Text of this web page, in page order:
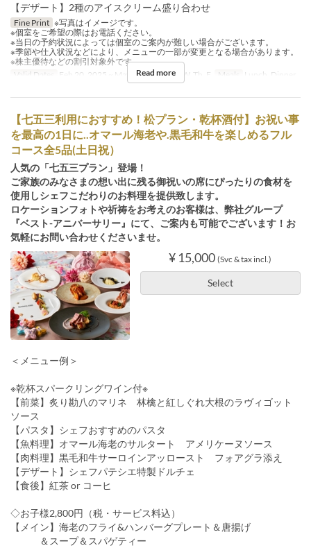
【デザート】2種のアイスクリーム盛り合わせ
Fine Print ※写真はイメージです。
※個室をご希望の際はお電話ください。
※当日の予約状況によっては個室のご案内が難しい場合がございます。
※季節や仕入状況などにより、メニューの一部が変更となる場合があります。
※株主優待などの割引対象外です
Valid Dates
Feb 20, 2025 ~ May 07 Days M, W, Th, F Meals Lunch, Dinner
Read more
【七五三利用におすすめ！松プラン・乾杯酒付】お祝い事
を最高の1日に..オマール海老や.黒毛和牛を楽しめるフル
コース全5品(土日祝）
人気の「七五三プラン」登場！
ご家族のみなさまの想い出に残る御祝いの席にぴったりの食材を
使用しシェフこだわりのお料理を提供致します。
ロケーションフォトや祈祷をお考えのお客様は、弊社グループ
『ベスト-アニバーサリー』にて、ご案内も可能でございます！お
気軽にお問い合わせくださいませ。
¥ 15,000 (Svc & tax incl.)
Select
＜メニュー例＞
※乾杯スパークリングワイン付※
【前菜】炙り勘八のマリネ 林檎と紅しぐれ大根のラヴィゴット
ソース
【パスタ】シェフおすすめのパスタ
【魚料理】オマール海老のサルタート アメリケーヌソース
【肉料理】黒毛和牛サーロインアッロースト フォアグラ添え
【デザート】シェフパテシエ特製ドルチェ
【食後】紅茶 or コーヒ
◇お子様2,800円（税・サービス料込）
【メイン】海老のフライ&ハンバーグプレート＆唐揚げ
＆スープ＆スパゲティー